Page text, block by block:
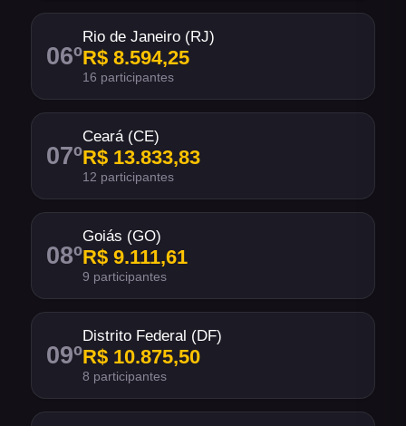
06º
Rio de Janeiro (RJ)
R$ 8.594,25
16 participantes
07º
Ceará (CE)
R$ 13.833,83
12 participantes
08º
Goiás (GO)
R$ 9.111,61
9 participantes
09º
Distrito Federal (DF)
R$ 10.875,50
8 participantes